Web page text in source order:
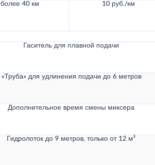
более 40 км 10 руб./км
Гаситель для плавной подачи
«Труба» для удлинения подачи до 6 метров
Дополнительное время смены миксера
Гидролоток до 9 метров, только от 12 м³